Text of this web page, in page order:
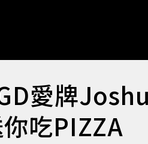
愛牌
吃PIZZA